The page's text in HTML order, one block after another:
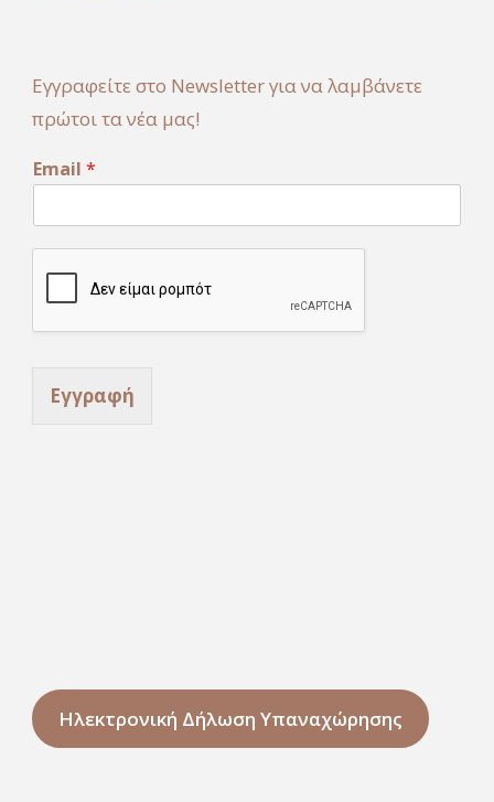
Εγγραφείτε στο Newsletter για να λαμβάνετε
πρώτοι τα νέα μας!
Email *
Εγγραφή
Ηλεκτρονική Δήλωση Υπαναχώρησης